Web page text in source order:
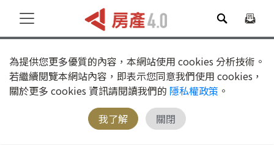
為提供您更多優質的內容，本網站使用 cookies 分析技術。
若繼續閱覽本網站內容，即表示您同意我們使用 cookies，
關於更多 cookies 資訊請閱讀我們的 隱私權政策 。
我了解
關閉